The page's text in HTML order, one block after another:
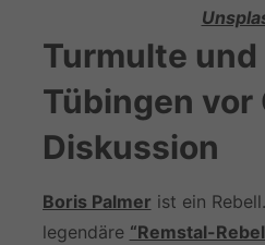
Turmulte und
Tübingen vor
Diskussion
Boris Palmer ist ein
legendäre “Remstal-